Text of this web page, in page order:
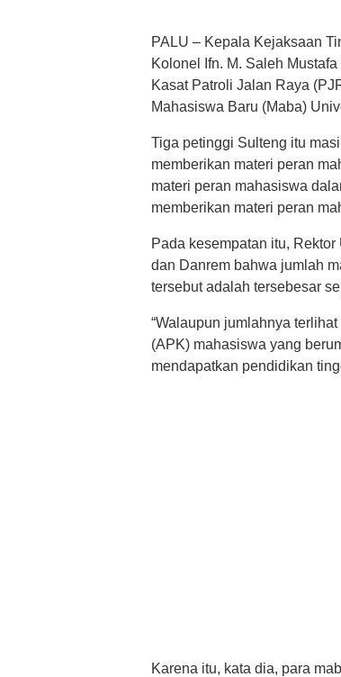
PALU – Kepala Kejaksaan
Kolonel Ifn. M. Saleh
Kasat Patroli Jalan Raya
Mahasiswa Baru (Maba)
Tiga petinggi Sulteng itu
memberikan materi peran
materi peran mahasiswa
memberikan materi peran
Pada kesempatan itu,
dan Danrem bahwa jumlah
tersebut adalah tersebesar
“Walaupun jumlahnya
(APK) mahasiswa yang
mendapatkan pendidikan
Karena itu, kata dia, para